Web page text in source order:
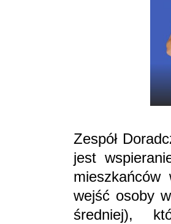
Zespół
jest
wejść osoby
średniej),